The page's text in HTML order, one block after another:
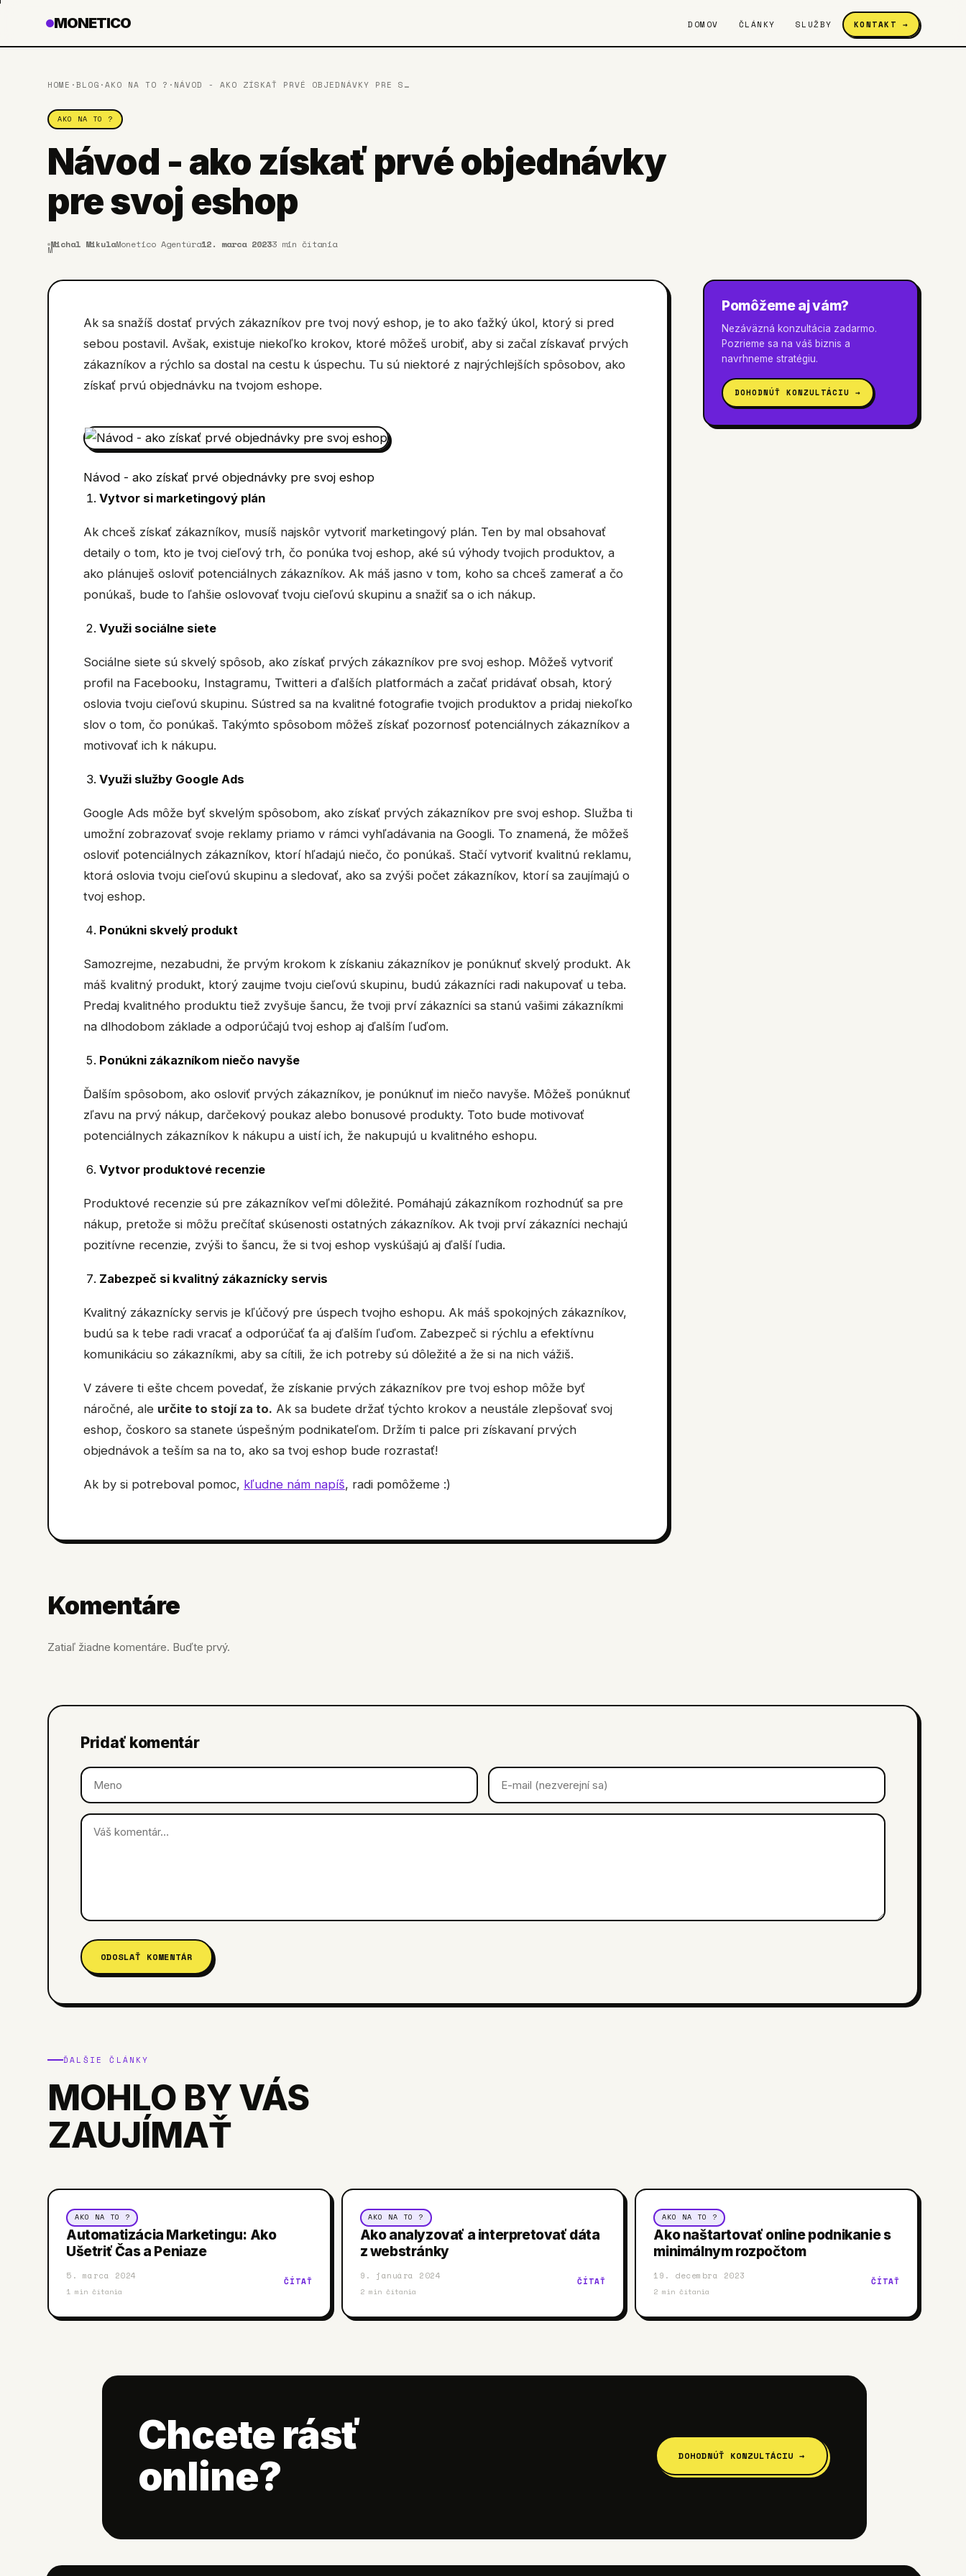
MONETICO DOMOV ČLÁNKY SLUŽBY KONTAKT →
HOME ·BLOG ·AKO NA TO ? · NÁVOD - AKO ZÍSKAŤ PRVÉ OBJEDNÁVKY PRE S…
AKO NA TO ?
Návod - ako získať prvé objednávky
pre svoj eshop
MMichal MikulaMonetico Agentúra12. marca 20233 min čítania
Ak sa snažíš dostať prvých zákazníkov pre tvoj nový eshop, je to ako ťažký úkol, ktorý si pred
sebou postavil. Avšak, existuje niekoľko krokov, ktoré môžeš urobiť, aby si začal získavať prvých
zákazníkov a rýchlo sa dostal na cestu k úspechu. Tu sú niektoré z najrýchlejších spôsobov, ako
získať prvú objednávku na tvojom eshope.
Návod - ako získať prvé objednávky pre svoj eshop
Vytvor si marketingový plán
Ak chceš získať zákazníkov, musíš najskôr vytvoriť marketingový plán. Ten by mal obsahovať
detaily o tom, kto je tvoj cieľový trh, čo ponúka tvoj eshop, aké sú výhody tvojich produktov, a
ako plánuješ osloviť potenciálnych zákazníkov. Ak máš jasno v tom, koho sa chceš zamerať a čo
ponúkaš, bude to ľahšie oslovovať tvoju cieľovú skupinu a snažiť sa o ich nákup.
Využi sociálne siete
Sociálne siete sú skvelý spôsob, ako získať prvých zákazníkov pre svoj eshop. Môžeš vytvoriť
profil na Facebooku, Instagramu, Twitteri a ďalších platformách a začať pridávať obsah, ktorý
oslovia tvoju cieľovú skupinu. Sústred sa na kvalitné fotografie tvojich produktov a pridaj niekoľko
slov o tom, čo ponúkaš. Takýmto spôsobom môžeš získať pozornosť potenciálnych zákazníkov a
motivovať ich k nákupu.
Využi služby Google Ads
Google Ads môže byť skvelým spôsobom, ako získať prvých zákazníkov pre svoj eshop. Služba ti
umožní zobrazovať svoje reklamy priamo v rámci vyhľadávania na Googli. To znamená, že môžeš
osloviť potenciálnych zákazníkov, ktorí hľadajú niečo, čo ponúkaš. Stačí vytvoriť kvalitnú reklamu,
ktorá oslovia tvoju cieľovú skupinu a sledovať, ako sa zvýši počet zákazníkov, ktorí sa zaujímajú o
tvoj eshop.
Ponúkni skvelý produkt
Samozrejme, nezabudni, že prvým krokom k získaniu zákazníkov je ponúknuť skvelý produkt. Ak
máš kvalitný produkt, ktorý zaujme tvoju cieľovú skupinu, budú zákazníci radi nakupovať u teba.
Predaj kvalitného produktu tiež zvyšuje šancu, že tvoji prví zákazníci sa stanú vašimi zákazníkmi
na dlhodobom základe a odporúčajú tvoj eshop aj ďalším ľuďom.
Ponúkni zákazníkom niečo navyše
Ďalším spôsobom, ako osloviť prvých zákazníkov, je ponúknuť im niečo navyše. Môžeš ponúknuť
zľavu na prvý nákup, darčekový poukaz alebo bonusové produkty. Toto bude motivovať
potenciálnych zákazníkov k nákupu a uistí ich, že nakupujú u kvalitného eshopu.
Vytvor produktové recenzie
Produktové recenzie sú pre zákazníkov veľmi dôležité. Pomáhajú zákazníkom rozhodnúť sa pre
nákup, pretože si môžu prečítať skúsenosti ostatných zákazníkov. Ak tvoji prví zákazníci nechajú
pozitívne recenzie, zvýši to šancu, že si tvoj eshop vyskúšajú aj ďalší ľudia.
Zabezpeč si kvalitný zákaznícky servis
Kvalitný zákaznícky servis je kľúčový pre úspech tvojho eshopu. Ak máš spokojných zákazníkov,
budú sa k tebe radi vracať a odporúčať ťa aj ďalším ľuďom. Zabezpeč si rýchlu a efektívnu
komunikáciu so zákazníkmi, aby sa cítili, že ich potreby sú dôležité a že si na nich vážiš.
V závere ti ešte chcem povedať, že získanie prvých zákazníkov pre tvoj eshop môže byť
náročné, ale určite to stojí za to. Ak sa budete držať týchto krokov a neustále zlepšovať svoj
eshop, čoskoro sa stanete úspešným podnikateľom. Držím ti palce pri získavaní prvých
objednávok a teším sa na to, ako sa tvoj eshop bude rozrastať!
Ak by si potreboval pomoc, kľudne nám napíš, radi pomôžeme :)
Pomôžeme aj vám?
Nezáväzná konzultácia zadarmo.
Pozrieme sa na váš biznis a
navrhneme stratégiu.
DOHODNÚŤ KONZULTÁCIU →
Komentáre
Zatiaľ žiadne komentáre. Buďte prvý.
Pridať komentár
ODOSLAŤ KOMENTÁR
ĎALŠIE ČLÁNKY
MOHLO BY VÁS
ZAUJÍMAŤ
AKO NA TO ?
Automatizácia Marketingu: Ako
Ušetriť Čas a Peniaze
5. marca 2024
1 min čítania
ČÍTAŤ
AKO NA TO ?
Ako analyzovať a interpretovať dáta
z webstránky
9. januára 2024
2min čítania
ČÍTAŤ
AKO NA TO ?
Ako naštartovať online podnikanie s
minimálnym rozpočtom
19. decembra 2023
2 min čítania
ČÍTAŤ
Chcete rásť
online?
DOHODNÚŤ KONZULTÁCIU →